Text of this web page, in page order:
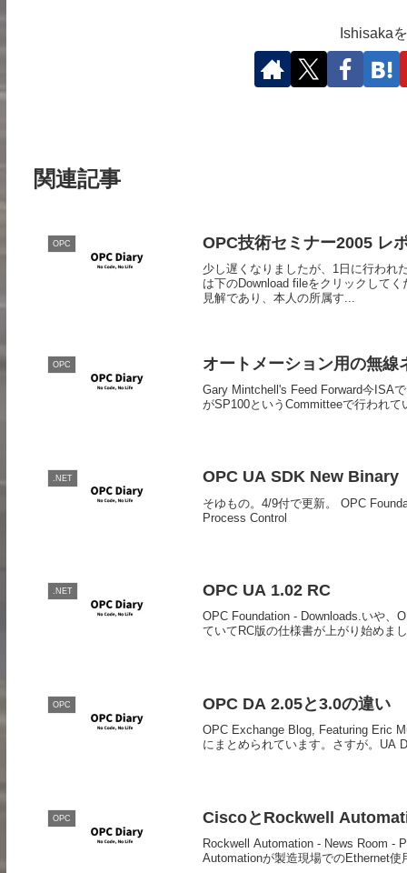
Ishisaka
関連記事
OPC OPC技術セミナー2005 レ
少し遅くなりましたが、1日に行われ
は下のDownload fileをクリックして
見解であり、本人の所属す...
OPC オートメーション用の無線
Gary Mintchell's Feed Forward今ISA
がSP100というCommitteeで行われ
.NET OPC UA SDK New Binary
そゆもの。4/9付で更新。 OPC
Process Control
.NET OPC UA 1.02 RC
OPC Foundation - Downloads.いや、
ていてRC版の仕様書が上がり始めま
OPC OPC DA 2.05と3.0の違い
OPC Exchange Blog, Featuring Eric
にまとめられています。さすが。UA
OPC CiscoとRockwell
Rockwell Automation - News Room -
Automationが製造現場でのEthernet